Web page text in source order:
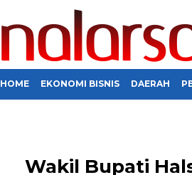
HOME EKONOMI BISNIS DAERAH
Wakil Bupati